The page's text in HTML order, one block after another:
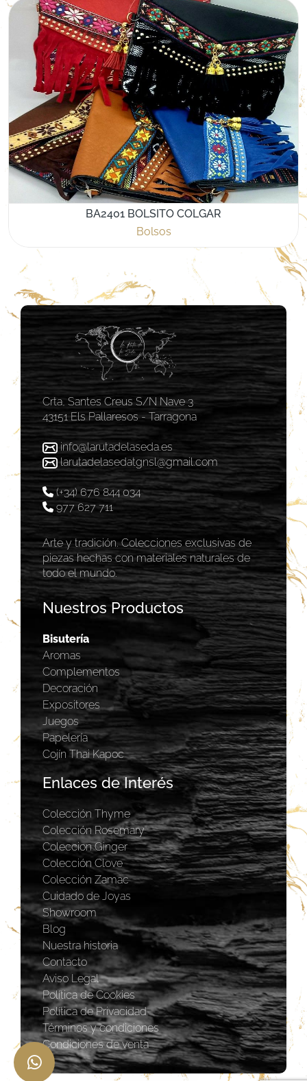
BA2401 BOLSITO COLGAR
Bolsos
Crta, Santes Creus S/N Nave 3
43151 Els Pallaresos - Tarragona
info@larutadelaseda.es
larutadelasedatgnsl@gmail.com
(+34) 676 844 034
977 627 711
Arte y tradición. Colecciones exclusivas de
piezas hechas con materiales naturales de
todo el mundo.
Nuestros Productos
Bisutería
Aromas
Complementos
Decoración
Expositores
Juegos
Papelería
Cojín Thai Kapoc
Enlaces de Interés
Colección Thyme
Colección Rosemary
Coleccion Ginger
Colección Clove
Colección Zamac
Cuidado de Joyas
Showroom
Blog
Nuestra historia
Contacto
Aviso Legal
Política de Cookies
Política de Privacidad
Términos y condiciones
Condiciones de venta